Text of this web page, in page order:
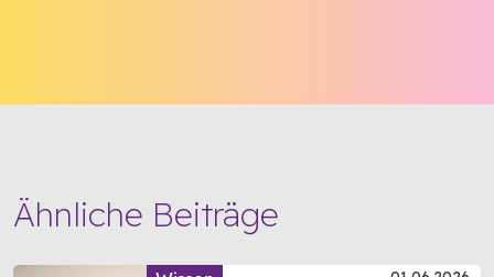
Ähnliche Beiträge